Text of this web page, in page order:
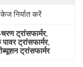
निर्यात करें
ट्रांसफार्मर,
ट्रांसफार्मर,
ट्रांसफार्मर